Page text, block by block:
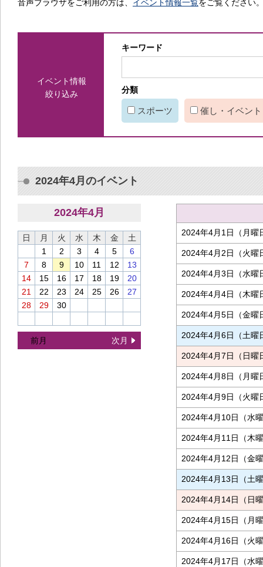
音声ブラウザをご利用の方は、 イベント情報一覧をご覧ください
イベント情報
絞り込み
キーワード
分類
スポーツ 催し・イベント
2024年4月のイベント
2024年4月
日 月 火 水 木 金
土
1
2 3 4 5
6
7
8 9 10 11 12
13
14
15 16 17 18 19
20
21
22 23 24 25 26
27
28
29 30
前月 次月
2024年4月1日（月曜
2024年4月2日（火曜
2024年4月3日（水曜
2024年4月4日（木曜
2024年4月5日（金曜
2024年4月6日（土曜
2024年4月7日（日曜
2024年4月8日（月曜
2024年4月9日（火曜
2024年4月10日（水
2024年4月11日（木
2024年4月12日（金
2024年4月13日（土
2024年4月14日（日
2024年4月15日（月
2024年4月16日（火
2024年4月17日（水